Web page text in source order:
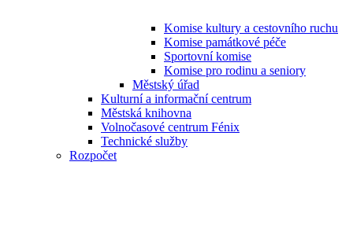
Komise kultury a cestovního ruchu
Komise památkové péče
Sportovní komise
Komise pro rodinu a seniory
Městský úřad
Kulturní a informační centrum
Městská knihovna
Volnočasové centrum Fénix
Technické služby
Rozpočet